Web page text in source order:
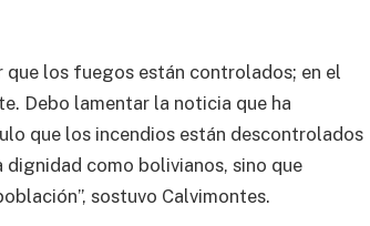
que los fuegos están controlados; en el
Debo lamentar la noticia que ha
que los incendios están descontrolados
como bolivianos, sino que
sostuvo Calvimontes.